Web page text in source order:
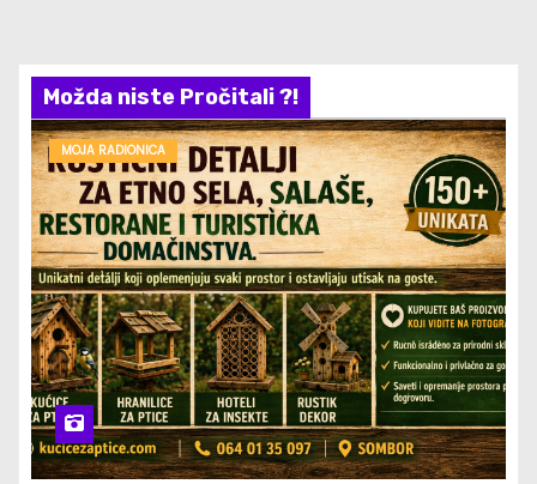
Možda niste Pročitali ?!
MOJA RADIONICA